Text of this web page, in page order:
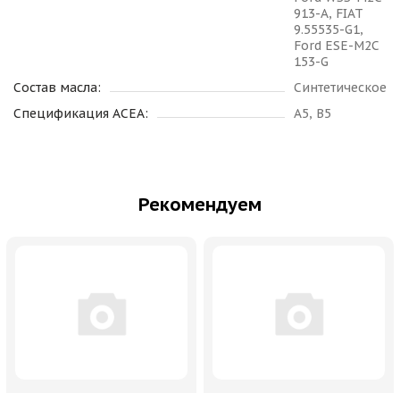
913-A, FIAT
9.55535-G1,
Ford ESE-M2C
153-G
Состав масла:
Синтетическое
Спецификация ACEA:
A5, B5
Рекомендуем